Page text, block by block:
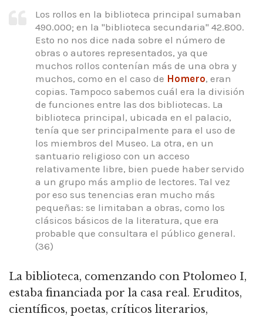
Los rollos en la biblioteca principal sumaban
490.000; en la "biblioteca secundaria" 42.800.
Esto no nos dice nada sobre el número de
obras o autores representados, ya que
muchos rollos contenían más de una obra y
muchos, como en el caso de Homero, eran
copias. Tampoco sabemos cuál era la división
de funciones entre las dos bibliotecas. La
biblioteca principal, ubicada en el palacio,
tenía que ser principalmente para el uso de
los miembros del Museo. La otra, en un
santuario religioso con un acceso
relativamente libre, bien puede haber servido
a un grupo más amplio de lectores. Tal vez
por eso sus tenencias eran mucho más
pequeñas: se limitaban a obras, como los
clásicos básicos de la literatura, que era
probable que consultara el público general.
(36)
La biblioteca, comenzando con Ptolomeo I,
estaba financiada por la casa real. Eruditos,
científicos, poetas, críticos literarios,